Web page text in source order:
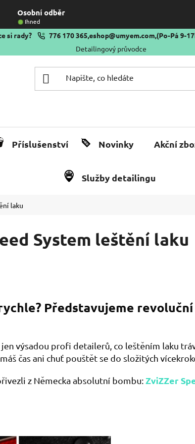
Osobní odběr
Ihned
si rady? 776 170 365,eshop@umyem.com,(Po-Pá 9-
Detailingový průvodce
Příslušenství Novinky Akční
Služby detailingu
laku
System leštění laku
Představujeme revoluční
výsadou profi detailerů, co leštěním laku
čas ani chuť pouštět se do složitých
z Německa absolutní bombu:ZviZZer